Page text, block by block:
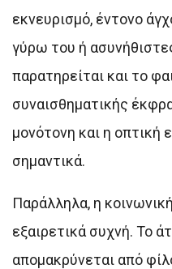
εκνευρισμό, έντονο
γύρω του ή
παρατηρείται και το
συναισθηματικής
μονότονη και η οπτική
σημαντικά.
Παράλληλα, η
εξαιρετικά συχνή. Το
απομακρύνεται από